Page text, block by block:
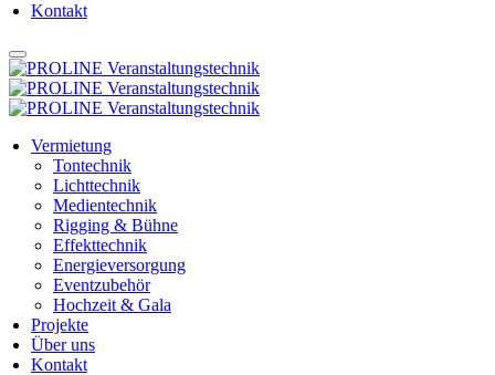
Kontakt
Vermietung
Tontechnik
Lichttechnik
Medientechnik
Rigging & Bühne
Effekttechnik
Energieversorgung
Eventzubehör
Hochzeit & Gala
Projekte
Über uns
Kontakt